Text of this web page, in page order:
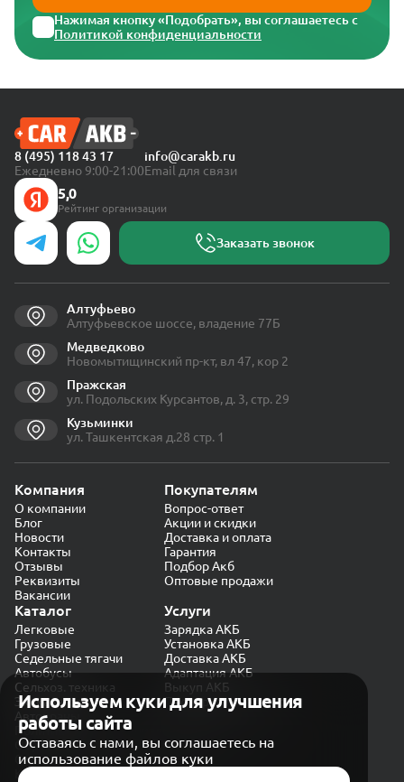
Нажимая кнопку «Подобрать», вы соглашаетесь с
Политикой конфиденциальности
Используем куки для улучшения
работы сайта
Оставаясь с нами, вы соглашаетесь на
использование файлов куки
8 (495) 118 43 17
Ежедневно 9:00-21:00
info@carakb.ru
Email для связи
5,0
Рейтинг организации
Заказать звонок
Алтуфьево
Алтуфьевское шоссе, владение 77Б
Медведково
Новомытищинский пр-кт, вл 47, кор 2
Пражская
ул. Подольских Курсантов, д. 3, стр. 29
Кузьминки
ул. Ташкентская д.28 стр. 1
Компания
О компании
Блог
Новости
Контакты
Отзывы
Реквизиты
Вакансии
Покупателям
Вопрос-ответ
Акции и скидки
Доставка и оплата
Гарантия
Подбор Акб
Оптовые продажи
Каталог
Легковые
Грузовые
Седельные тягачи
Автобусы
Сельхоз. техника
Экскаваторы
Автокраны
Услуги
Зарядка АКБ
Установка АКБ
Доставка АКБ
Адаптация АКБ
Выкуп АКБ
Проверка генератора
Политика конфиденциальности
Обработка персональных данных
Согласие на обработку в «Яндекс.Метрика»
Карта сайта